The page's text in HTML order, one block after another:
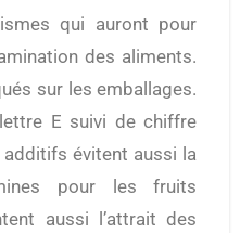
qui auront pour
des aliments.
sur les emballages.
E suivi de chiffre
additifs évitent aussi la
pour les fruits
aussi l’attrait des